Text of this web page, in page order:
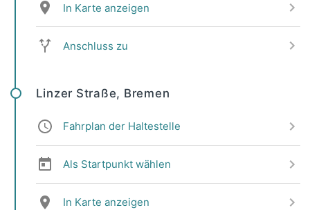
In Karte anzeigen
Anschluss zu
Linzer Straße, Bremen
Fahrplan der Haltestelle
Als Startpunkt wählen
In Karte anzeigen